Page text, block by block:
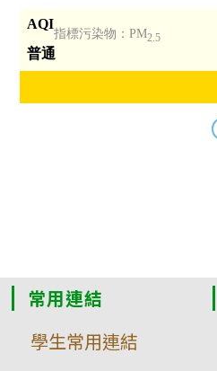
常用連結
學生常用連結